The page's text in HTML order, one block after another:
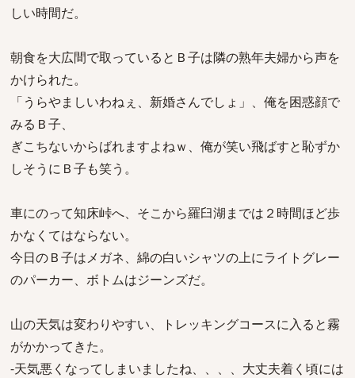
しい時間だ。
朝食を大広間で取っているとＢ子は隣の熟年夫婦から声を
かけられた。
「うらやましいわねぇ、新婚さんでしょ」、俺を困惑顔で
みるＢ子、
ぎこちないからばれますよねｗ、俺が笑い飛ばすと恥ずか
しそうにＢ子も笑う。
車にのって知床峠へ、そこから羅臼湖までは２時間ほど歩
かなくてはならない。
今日のＢ子はメガネ、綿の白いシャツの上にライトグレー
のパーカー、ボトムはジーンズだ。
山の天気は変わりやすい、トレッキングコースに入ると霧
がかかってきた。
-天気悪くなってしまいましたね、、、、大丈夫着く頃には